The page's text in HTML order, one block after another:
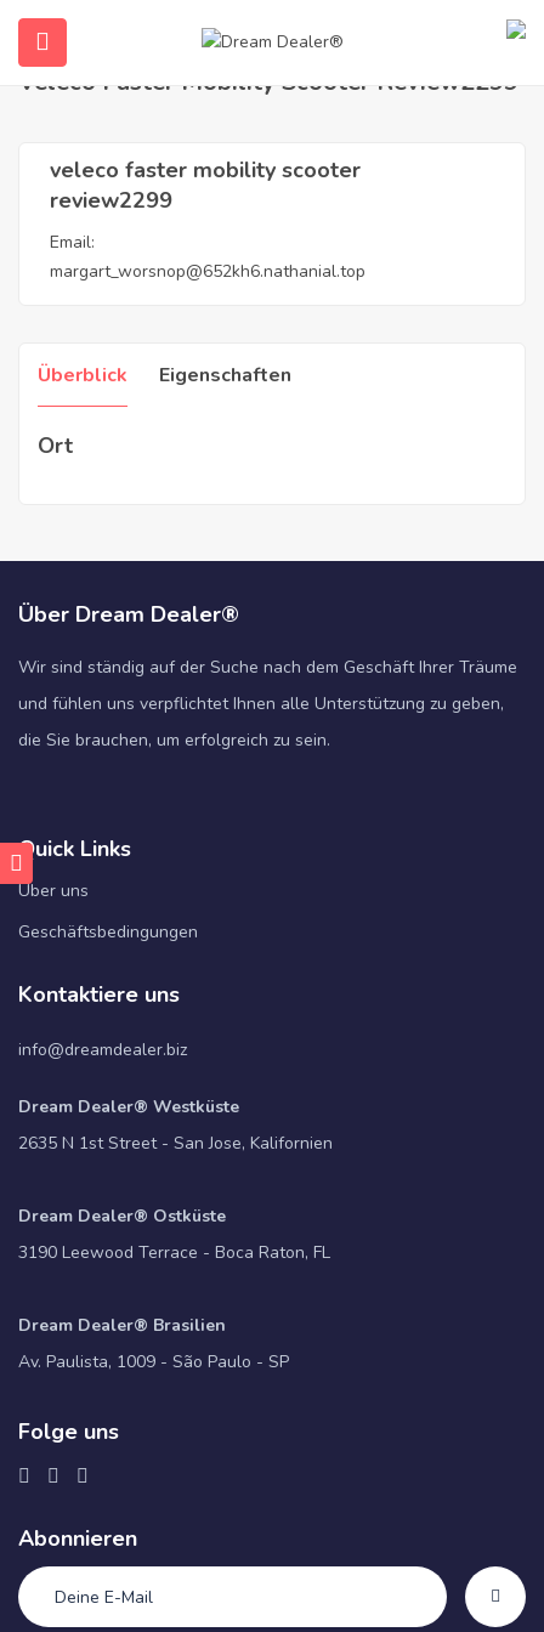
Home veleco faster mobility scooter review2299
Veleco Faster Mobility Scooter Review2299
veleco faster mobility scooter
review2299
Email:
margart_worsnop@652kh6.nathanial.top
Überblick Eigenschaften
Ort
Über Dream Dealer®
Wir sind ständig auf der Suche nach dem Geschäft Ihrer Träume
und fühlen uns verpflichtet Ihnen alle Unterstützung zu geben,
die Sie brauchen, um erfolgreich zu sein.
Quick Links
Über uns
Geschäftsbedingungen
Kontaktiere uns
info@dreamdealer.biz
Dream Dealer® Westküste
2635 N 1st Street - San Jose, Kalifornien
Dream Dealer® Ostküste
3190 Leewood Terrace - Boca Raton, FL
Dream Dealer® Brasilien
Av. Paulista, 1009 - São Paulo - SP
Folge uns
Abonnieren